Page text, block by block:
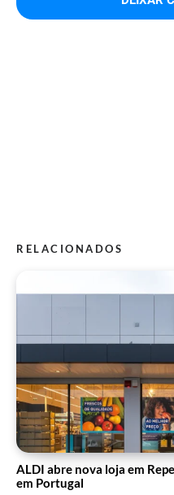
RELACIONADOS
ALDI abre nova loja em
em Portugal